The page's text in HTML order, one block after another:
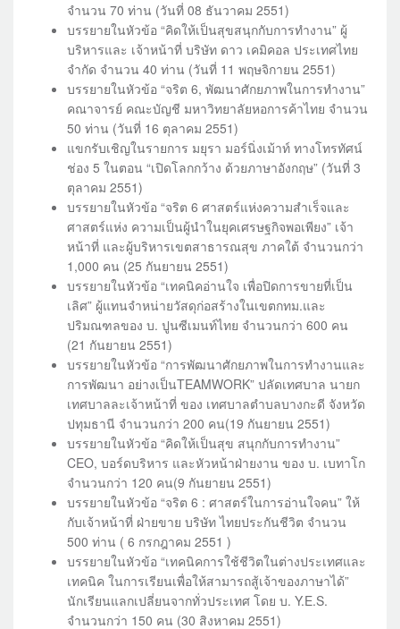
จำนวน 70 ท่าน (วันที่ 08 ธันวาคม 2551)
บรรยายในหัวข้อ “คิดให้เป็นสุขสนุกกับการทำงาน” ผู้
บริหารและ เจ้าหน้าที่ บริษัท ดาว เคมิคอล ประเทศไทย
จำกัด จำนวน 40 ท่าน (วันที่ 11 พฤษจิกายน 2551)
บรรยายในหัวข้อ “จริต 6, พัฒนาศักยภาพในการทำงาน”
คณาจารย์ คณะบัญชี มหาวิทยาลัยหอการค้าไทย จำนวน
50 ท่าน (วันที่ 16 ตุลาคม 2551)
แขกรับเชิญในรายการ มยุรา มอร์นิ่งเม้าท์ ทางโทรทัศน์
ช่อง 5 ในตอน “เปิดโลกกว้าง ด้วยภาษาอังกฤษ” (วันที่ 3
ตุลาคม 2551)
บรรยายในหัวข้อ “จริต 6 ศาสตร์แห่งความสำเร็จและ
ศาสตร์แห่ง ความเป็นผู้นำในยุคเศรษฐกิจพอเพียง” เจ้า
หน้าที่ และผู้บริหารเขตสาธารณสุข ภาคใต้ จำนวนกว่า
1,000 คน (25 กันยายน 2551)
บรรยายในหัวข้อ “เทคนิคอ่านใจ เพื่อปิดการขายที่เป็น
เลิศ” ผู้แทนจำหน่ายวัสดุก่อสร้างในเขตกทม.และ
ปริมณฑลของ บ. ปูนซีเมนท์ไทย จำนวนกว่า 600 คน
(21 กันยายน 2551)
บรรยายในหัวข้อ “การพัฒนาศักยภาพในการทำงานและ
การพัฒนา อย่างเป็นTEAMWORK” ปลัดเทศบาล นายก
เทศบาลละเจ้าหน้าที่ ของ เทศบาลตำบลบางกะดี จังหวัด
ปทุมธานี จำนวนกว่า 200 คน(19 กันยายน 2551)
บรรยายในหัวข้อ “คิดให้เป็นสุข สนุกกับการทำงาน”
CEO, บอร์ดบริหาร และหัวหน้าฝ่ายงาน ของ บ. เบทาโก
จำนวนกว่า 120 คน(9 กันยายน 2551)
บรรยายในหัวข้อ “จริต 6 : ศาสตร์ในการอ่านใจคน” ให้
กับเจ้าหน้าที่ ฝ่ายขาย บริษัท ไทยประกันชีวิต จำนวน
500 ท่าน ( 6 กรกฎาคม 2551 )
บรรยายในหัวข้อ “เทคนิคการใช้ชีวิตในต่างประเทศและ
เทคนิค ในการเรียนเพื่อให้สามารถสู้เจ้าของภาษาได้”
นักเรียนแลกเปลี่ยนจากทั่วประเทศ โดย บ. Y.E.S.
จำนวนกว่า 150 คน (30 สิงหาคม 2551)